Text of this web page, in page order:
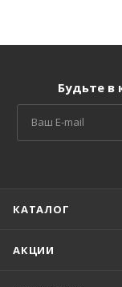
Будьте в
КАТАЛОГ
АКЦИИ